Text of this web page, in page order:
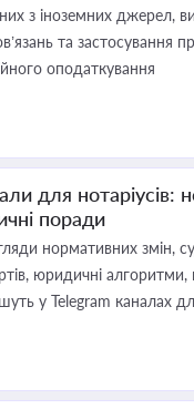
з іноземних джерел,
та застосування
оподаткування
для нотаріусів:
поради
нормативних змін,
юридичні алгоритми,
у Telegram каналах